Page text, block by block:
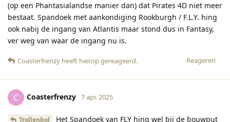
(op een Phantasialandse manier dan) dat Pirates 4D niet meer
bestaat. Spandoek met aankondiging Rookburgh / F.L.Y. hing
ook nabij de ingang van Atlantis maar stond dus in Fantasy,
ver weg van waar de ingang nu is.
Reageren
Coasterfrenzy heeft hierop gereageerd.
C Coasterfrenzy 7 apr. 2025
Trollenbol
Het Spandoek van FLY hing wel bij de bouwput